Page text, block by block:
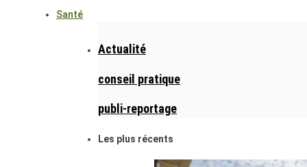
Santé
Actualité
conseil pratique
publi-reportage
Les plus récents